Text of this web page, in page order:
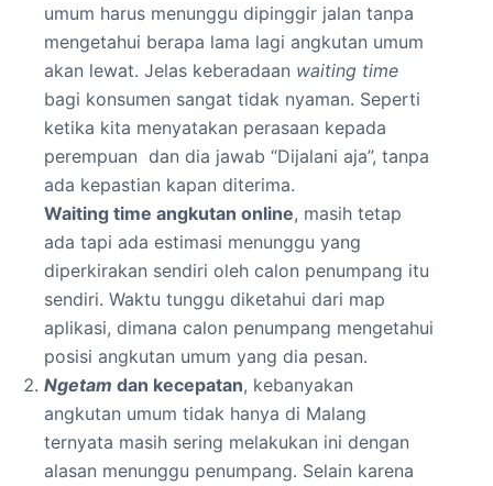
umum harus menunggu dipinggir jalan tanpa
mengetahui berapa lama lagi angkutan umum
akan lewat. Jelas keberadaan waiting time
bagi konsumen sangat tidak nyaman. Seperti
ketika kita menyatakan perasaan kepada
perempuan dan dia jawab “Dijalani aja”, tanpa
ada kepastian kapan diterima.
Waiting time angkutan online, masih tetap
ada tapi ada estimasi menunggu yang
diperkirakan sendiri oleh calon penumpang itu
sendiri. Waktu tunggu diketahui dari map
aplikasi, dimana calon penumpang mengetahui
posisi angkutan umum yang dia pesan.
Ngetam dan kecepatan, kebanyakan
angkutan umum tidak hanya di Malang
ternyata masih sering melakukan ini dengan
alasan menunggu penumpang. Selain karena